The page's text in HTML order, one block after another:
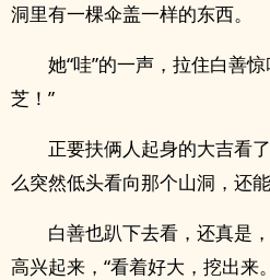
洞里有一棵伞盖一样的东西。
她“哇”的一声，拉住白善
芝！”
正要扶俩人起身的大吉看
么突然低头看向那个山洞，还
白善也趴下去看，还真是
高兴起来，“看着好大，挖出来